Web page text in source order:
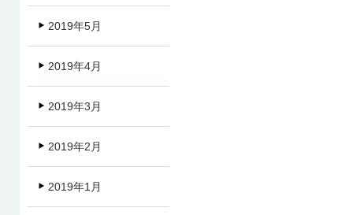
2019年5月
2019年4月
2019年3月
2019年2月
2019年1月